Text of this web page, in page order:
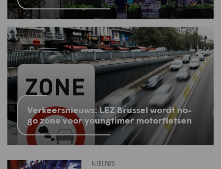
Verkeersnieuws: LEZ Brussel wordt no-
go zone voor youngtimer motorfietsen
NIEUWS